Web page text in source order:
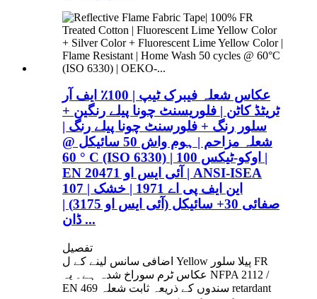
عکاس شعلہ فیبرک ٹیپ | 100٪ ایف آر
ٹریٹڈ کاٹن | فلوریسنٹ چونا پیلے رنگین +
سلور رنگ + فلورسنٹ چونا پیلے رنگ |
شعلہ مزاحم | ہوم واش 50 سائیکل @
60 ° C (ISO 6330) | اوکو-ٹیکس 100 |
EN آئی ایس او 20471 | ANSI-ISEA
107 | این ایف پی اے 1971 | خشک
صفائی 30+ سائیکل (آئی ایس او 3175) |
ڈان ...
تفصیل
اضافی سانس لینے کے ل Yellow پیلا سلور FR
عکاس ٹرم سوراخ شدہ ہے۔ یہ NFPA 2112 /
EN 469 سندوں کے ذریعہ ثابت شعلہ retardant